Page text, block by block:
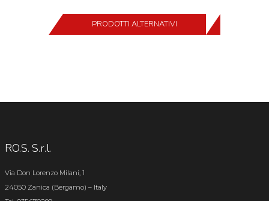
PRODOTTI ALTERNATIVI
RO.S. S.r.l.
Via Don Lorenzo Milani, 1
24050 Zanica (Bergamo) – Italy